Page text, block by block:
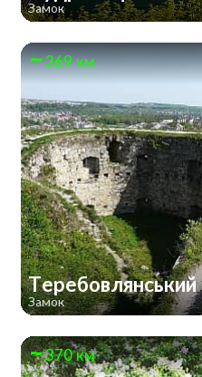
Замок
369 км
Теребовлянський
Замок
370 км